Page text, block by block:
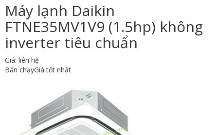
Máy lạnh Daikin
FTNE35MV1V9 (1.5hp) không
inverter tiêu chuẩn
Giá: liên hệ
Bán chạyGiá tốt nhất